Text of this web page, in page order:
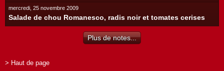
mercredi, 25 novembre 2009
Salade de chou Romanesco, radis noir et tomates cerises
Plus de notes...
> Haut de page